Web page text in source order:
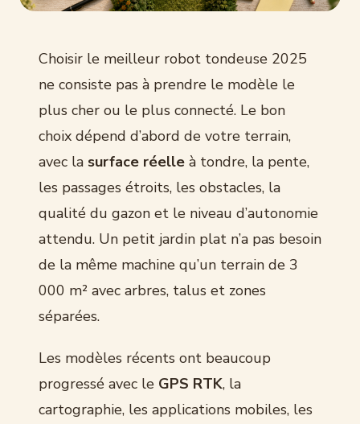
Choisir le meilleur robot tondeuse 2025
ne consiste pas à prendre le modèle le
plus cher ou le plus connecté. Le bon
choix dépend d’abord de votre terrain,
avec la surface réelle à tondre, la pente,
les passages étroits, les obstacles, la
qualité du gazon et le niveau d’autonomie
attendu. Un petit jardin plat n’a pas besoin
de la même machine qu’un terrain de 3
000 m² avec arbres, talus et zones
séparées.
Les modèles récents ont beaucoup
progressé avec le GPS RTK, la
cartographie, les applications mobiles, les